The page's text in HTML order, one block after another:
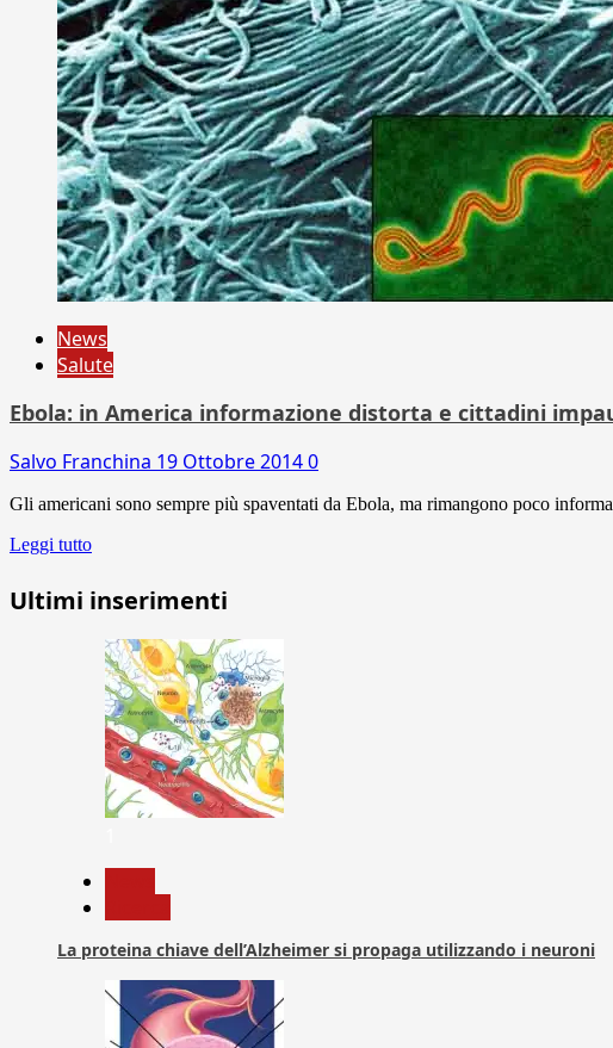
News
Salute
Ebola: in America informazione distorta e cittadini
Salvo Franchina 19 Ottobre 20140
Gli americani sono sempre più spaventati da Ebola, ma rimangono poco
Leggi tutto
Ultimi inserimenti
La proteina chiave dell’Alzheimer si propaga utilizzando i neuroni